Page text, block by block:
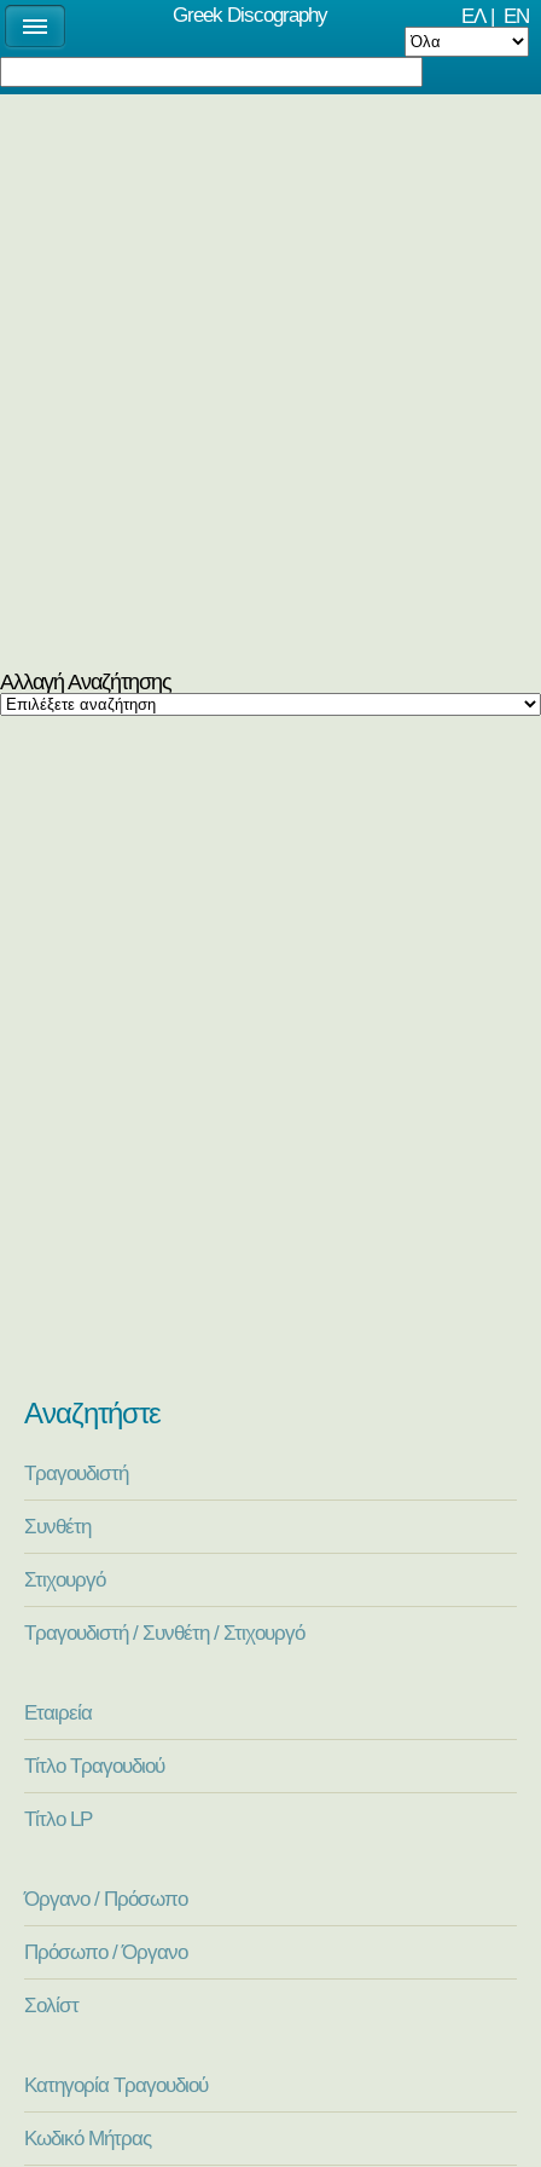
ΕΛ| EN
Αλλαγή Αναζήτησης
Αναζητήστε
Τραγουδιστή
Συνθέτη
Στιχουργό
Τραγουδιστή / Συνθέτη / Στιχουργό
Εταιρεία
Τίτλο Τραγουδιού
Τίτλο LP
Όργανο / Πρόσωπο
Πρόσωπο / Όργανο
Σολίστ
Κατηγορία Τραγουδιού
Κωδικό Μήτρας
Greek Discography